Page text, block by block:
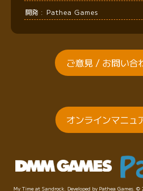
開発
Pathea Games
ご意見 / お問い合
オンラインマニュ
My Time at Sandrock. Developed by Pathea Games.